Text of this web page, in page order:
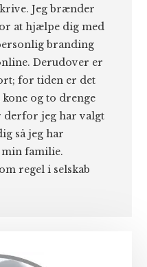
Jeg brænder
at hjælpe dig med
branding
Derudover er
for tiden er det
og to drenge
jeg har valgt
så jeg har
familie.
regel i selskab